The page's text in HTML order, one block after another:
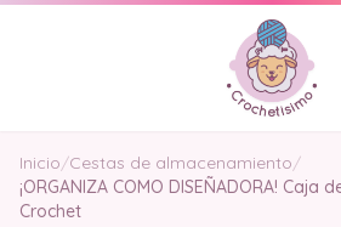
Inicio/Cestas de almacenamiento/
¡ORGANIZA COMO DISEÑADORA! Caja
Crochet